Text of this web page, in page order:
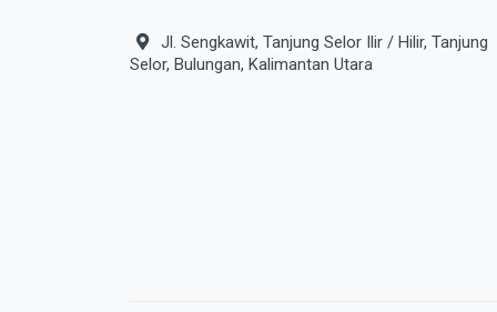
Jl. Sengkawit, Tanjung Selor Ilir / Hilir, Tanjung
Selor, Bulungan, Kalimantan Utara